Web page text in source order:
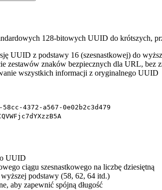
128-bitowych UUID do krótszych,
UUID z podstawy 16 (szesnastkowej) do
zestawów znaków bezpiecznych dla URL, bez
wszystkich informacji z oryginalnego UUID
4372-a567-0e02b2c3d479
UUID
ciągu szesnastkowego na liczbę dziesiętną
podstawy (58, 62, 64 itd.)
aby zapewnić spójną długość